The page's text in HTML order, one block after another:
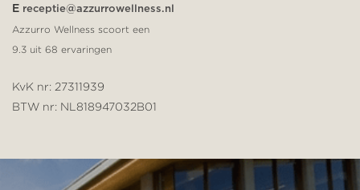
E receptie@azzurrowellness.nl
Azzurro Wellness scoort een
9.3 uit 68 ervaringen
KvK nr: 27311939
BTW nr: NL818947032B01